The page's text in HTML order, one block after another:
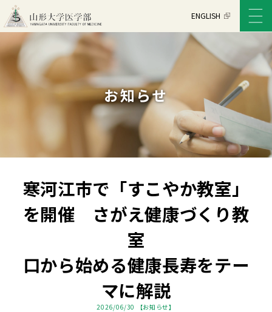
ENGLISH
お知らせ
寒河江市で「すこやか教室」
を開催 さがえ健康づくり教
室
口から始める健康長寿をテー
マに解説
2026/06/30 【お知らせ】